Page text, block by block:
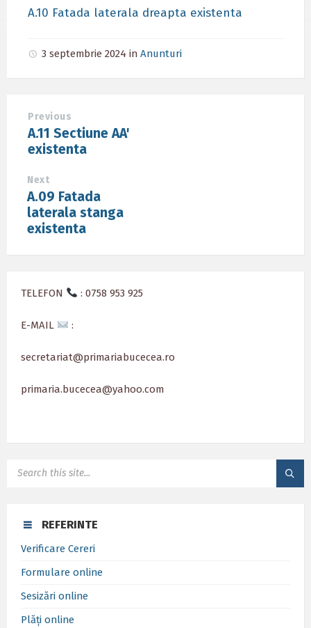
A.10 Fatada laterala dreapta existenta
3 septembrie 2024 in Anunturi
Previous
A.11 Sectiune AA'
existenta
Next
A.09 Fatada
laterala stanga
existenta
TELEFON : 0758 953 925
E-MAIL :
secretariat@primariabucecea.ro
primaria.bucecea@yahoo.com
REFERINTE
Verificare Cereri
Formulare online
Sesizări online
Plăți online